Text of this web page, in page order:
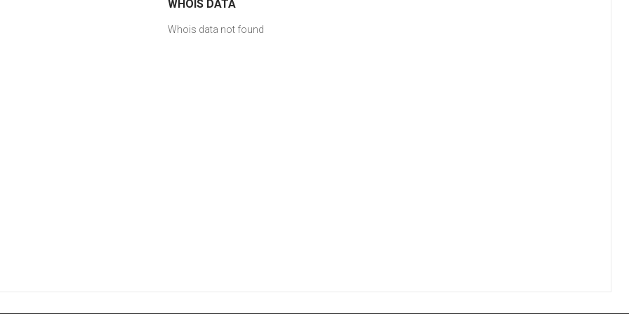
WHOIS DATA
Whois data not found